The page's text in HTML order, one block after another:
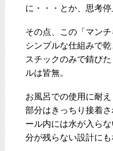
に・・・とか、思考停
その点、この「マン
シンプルな仕組みで
スチックのみで錆び
ルは皆無。
お風呂での使用に耐
部分はきっちり接着
ール内には水が入ら
分が残らない設計にも